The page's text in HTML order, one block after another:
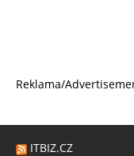
Reklama/
ITBIZ.CZ